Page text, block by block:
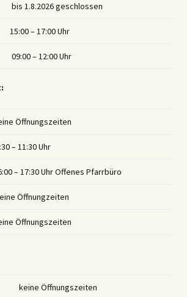
bis 1.8.2026 geschlossen
15:00 – 17:00 Uhr
09:00 – 12:00 Uhr
Öffnungszeiten
– 11:30 Uhr
– 17:30 Uhr Offenes Pfarrbüro
Öffnungzeiten
Öffnungszeiten
keine Öffnungszeiten